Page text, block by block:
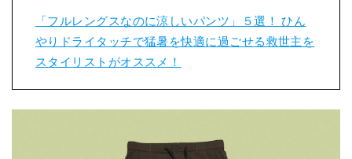
「フルレングスなのに涼しいパンツ」５選！ ひん
やりドライタッチで猛暑を快適に過ごせる救世主を
スタイリストがオススメ！